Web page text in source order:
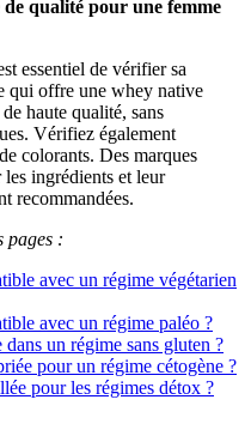
qualité pour une femme
essentiel de vérifier sa
qui offre une whey native
haute qualité, sans
Vérifiez également
colorants. Des marques
les ingrédients et leur
recommandées.
pages :
avec un régime végétarien
avec un régime paléo ?
un régime sans gluten ?
pour un régime cétogène ?
pour les régimes détox ?